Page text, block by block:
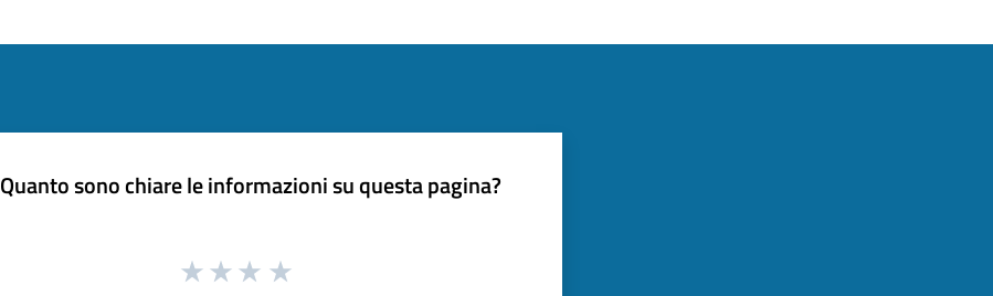
Quanto sono chiare le informazioni su questa pagina?